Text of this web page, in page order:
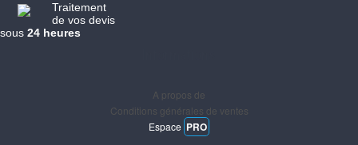
Traitement
de vos devis
sous 24 heures
A propos de
Conditions générales de ventes
Espace PRO